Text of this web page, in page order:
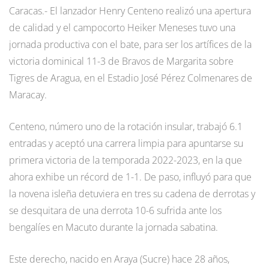
Caracas.- El lanzador Henry Centeno realizó una apertura
de calidad y el campocorto Heiker Meneses tuvo una
jornada productiva con el bate, para ser los artífices de la
victoria dominical 11-3 de Bravos de Margarita sobre
Tigres de Aragua, en el Estadio José Pérez Colmenares de
Maracay.
Centeno, número uno de la rotación insular, trabajó 6.1
entradas y aceptó una carrera limpia para apuntarse su
primera victoria de la temporada 2022-2023, en la que
ahora exhibe un récord de 1-1. De paso, influyó para que
la novena isleña detuviera en tres su cadena de derrotas y
se desquitara de una derrota 10-6 sufrida ante los
bengalíes en Macuto durante la jornada sabatina.
Este derecho, nacido en Araya (Sucre) hace 28 años,